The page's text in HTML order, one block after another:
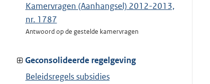
Kamervragen (Aanhangsel) 2012-2013,
nr. 1787
Antwoord op de gestelde kamervragen
Geconsolideerde regelgeving
Beleidsregels subsidies